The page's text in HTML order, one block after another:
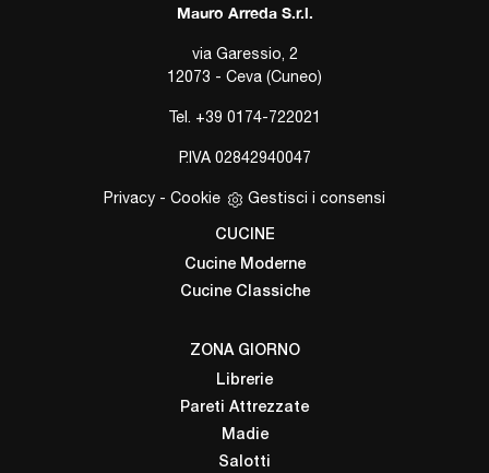
Mauro Arreda S.r.l.
via Garessio, 2
12073 - Ceva (Cuneo)
Tel. +39 0174-722021
P.IVA 02842940047
Privacy - Cookie Gestisci i consensi
CUCINE
Cucine Moderne
Cucine Classiche
ZONA GIORNO
Librerie
Pareti Attrezzate
Madie
Salotti